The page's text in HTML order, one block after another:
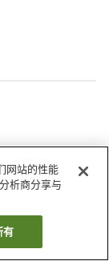
店
网站的性能
析商分享与
有